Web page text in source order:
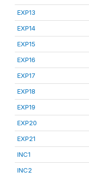
EXP13
EXP14
EXP15
EXP16
EXP17
EXP18
EXP19
EXP20
EXP21
INC1
INC2